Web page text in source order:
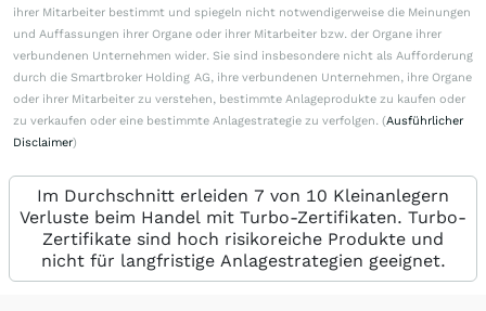
ihrer Mitarbeiter bestimmt und spiegeln nicht notwendigerweise die Meinungen
und Auffassungen ihrer Organe oder ihrer Mitarbeiter bzw. der Organe ihrer
verbundenen Unternehmen wider. Sie sind insbesondere nicht als Aufforderung
durch die Smartbroker Holding AG, ihre verbundenen Unternehmen, ihre Organe
oder ihrer Mitarbeiter zu verstehen, bestimmte Anlageprodukte zu kaufen oder
zu verkaufen oder eine bestimmte Anlagestrategie zu verfolgen. (Ausführlicher
Disclaimer)
Im Durchschnitt erleiden 7 von 10 Kleinanlegern
Verluste beim Handel mit Turbo-Zertifikaten. Turbo-
Zertifikate sind hoch risikoreiche Produkte und
nicht für langfristige Anlagestrategien geeignet.